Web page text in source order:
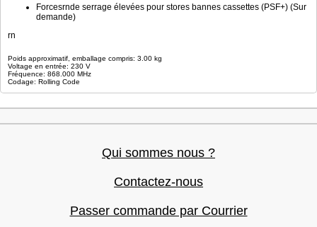
Forcesrnde serrage élevées pour stores bannes cassettes (PSF+) (Sur
demande)
rn
Poids approximatif, emballage compris: 3.00 kg
Voltage en entrée: 230 V
Fréquence: 868.000 MHz
Codage: Rolling Code
Qui sommes nous ?
Contactez-nous
Passer commande par Courrier